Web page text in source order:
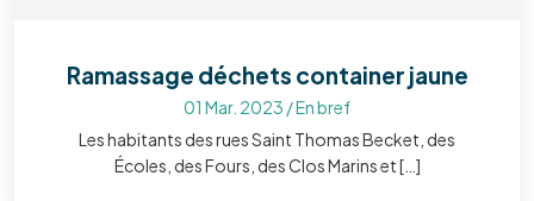
Ramassage déchets container jaune
01 Mar. 2023 /En bref
Les habitants des rues Saint Thomas Becket, des
Écoles, des Fours, des Clos Marins et […]